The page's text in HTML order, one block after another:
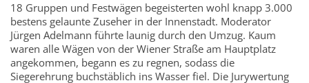
18 Gruppen und Festwägen begeisterten wohl knapp 3.000
bestens gelaunte Zuseher in der Innenstadt. Moderator
Jürgen Adelmann führte launig durch den Umzug. Kaum
waren alle Wägen von der Wiener Straße am Hauptplatz
angekommen, begann es zu regnen, sodass die
Siegerehrung buchstäblich ins Wasser fiel. Die Jurywertung